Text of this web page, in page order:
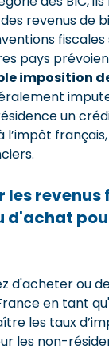
revenus de
pays
imposition
un
l’impôt
les revenus
d'achat
d'acheter ou
en tant
les taux
les non-